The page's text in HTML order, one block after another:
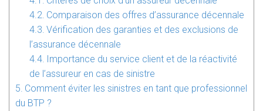
Comparaison des offres d’assurance décennale
Vérification des garanties et des exclusions de
l’assurance décennale
Importance du service client et de la réactivité
de l’assureur en cas de sinistre
Comment éviter les sinistres en tant que professionnel
du BTP ?